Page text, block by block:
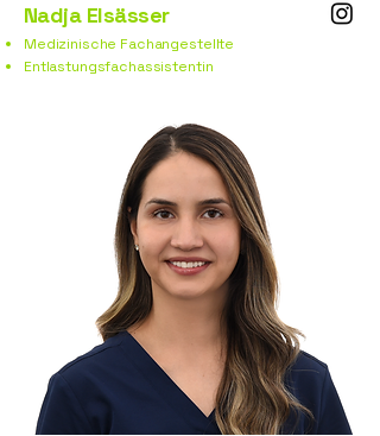
Nadja Elsässer
Medizinische Fachangestellte
Entlastungsfachassistentin